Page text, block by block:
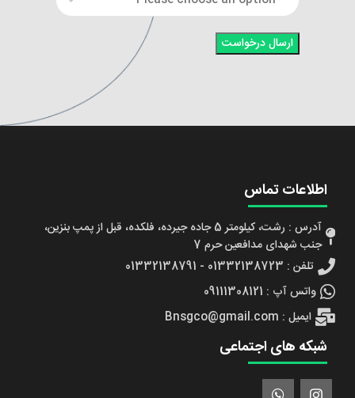
اطلاعات تماس
آدرس : رشت، کیلومتر 5 جاده جیرده، فلکده، قبل از پمپ بنزین،
جنب شهدای مدافعین حرم 7
تلفن : 01332138723 - 01332138791
واتس آپ : 09111308121
ایمیل : Bnsgco@gmail.com
شبکه های اجتماعی